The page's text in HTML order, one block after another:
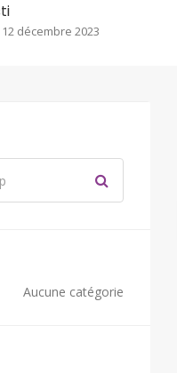
décembre 2023
Aucune catégorie